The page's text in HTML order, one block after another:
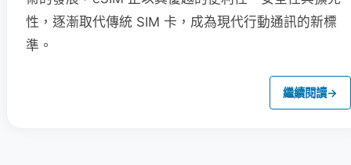
性，逐漸取代傳統 SIM 卡，成為現代行動通訊的新標
準。
繼續閱讀→